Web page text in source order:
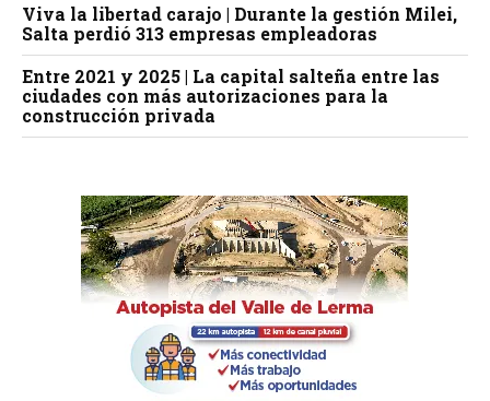
Viva la libertad carajo | Durante la gestión Milei,
Salta perdió 313 empresas empleadoras
Entre 2021 y 2025 | La capital salteña entre las
ciudades con más autorizaciones para la
construcción privada